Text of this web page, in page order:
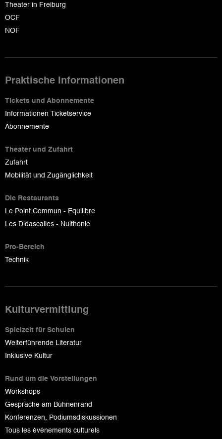
Theater in Freiburg
OCF
NOF
Praktische Informationen
Tickets und Abonnemente
Informationen Ticketservice
Abonnemente
Theater und Zufahrt
Zufahrt
Mobilität und Zugänglichkeit
Die Restaurants
Le Point Commun - Equilibre
Les Didascalies - Nuithonie
Pro-Bereich
Technik
Kulturvermittlung
Spielzeit für Schulen
Weiterführende Literatur
Inklusive Kultur
Rund um die Vorstellungen
Workshops
Gespräche am Bühnenrand
Konferenzen, Podiumsdiskussionen
Tous les événements culturels